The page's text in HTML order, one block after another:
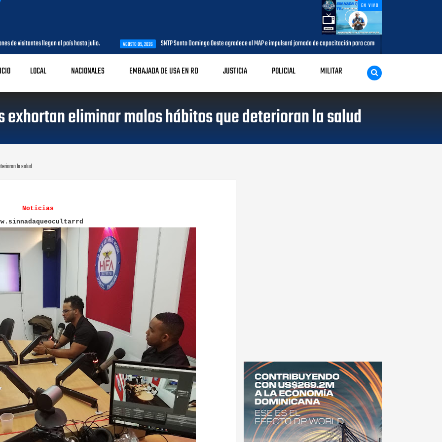
EN VIVO
de visitantes llegan al país hasta julio. AGOSTO 05, 2026 SNTP Santo Domingo Oeste agradece al MAP e impulsará jornada de capacitación para comunicadores del municipio
LOCAL NACIONALES EMBAJADA DE USA EN RD JUSTICIA POLICIAL MILITAR
eliminar malos hábitos que deterioran la salud
la salud
Noticias